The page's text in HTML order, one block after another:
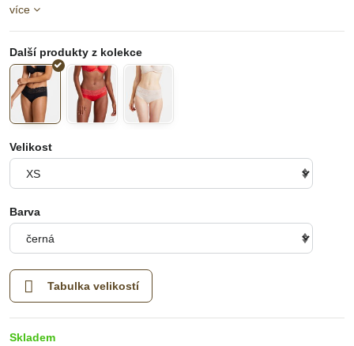
více
Velikost
Barva
Tabulka velikostí
Skladem